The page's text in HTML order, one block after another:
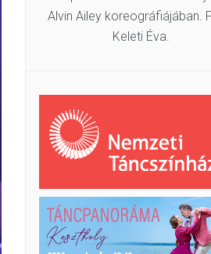
Alvin Ailey koreográfiájában.
Keleti Éva.